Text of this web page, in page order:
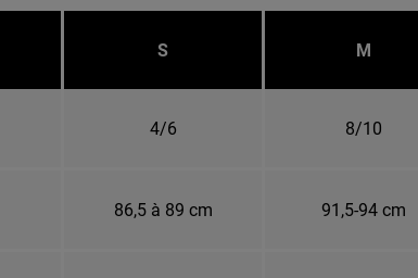
S M
4/6 8/10
86,5 à 89 cm 91,5-94 cm